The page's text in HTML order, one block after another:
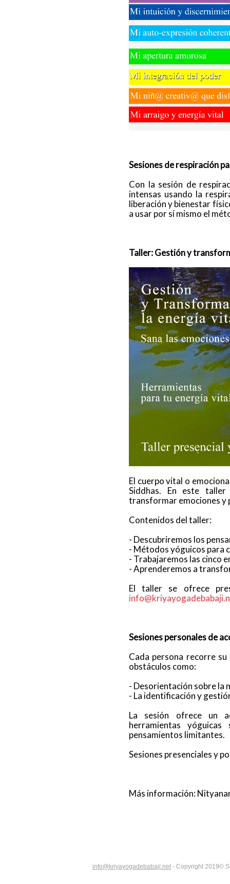
Sesiones de respiración
Con la sesión de
intensas usando la
liberación y bienestar
a usar por sí mismo el
Taller: Gestión y
El cuerpo vital o
Siddhas. En este
transformar emociones y
Contenidos del taller:
- Descubriremos los
- Métodos yóguicos para
- Trabajaremos las cinco
- Aprenderemos a
El taller se ofrece
Sesiones personales de
Cada persona recorre
obstáculos como:
- Desorientación sobre la
- La identificación y
La sesión ofrece un
herramientas
pensamientos limitantes.
Sesiones presenciales y
Más información:
info@kriyayogadebabaji.net - Copyright